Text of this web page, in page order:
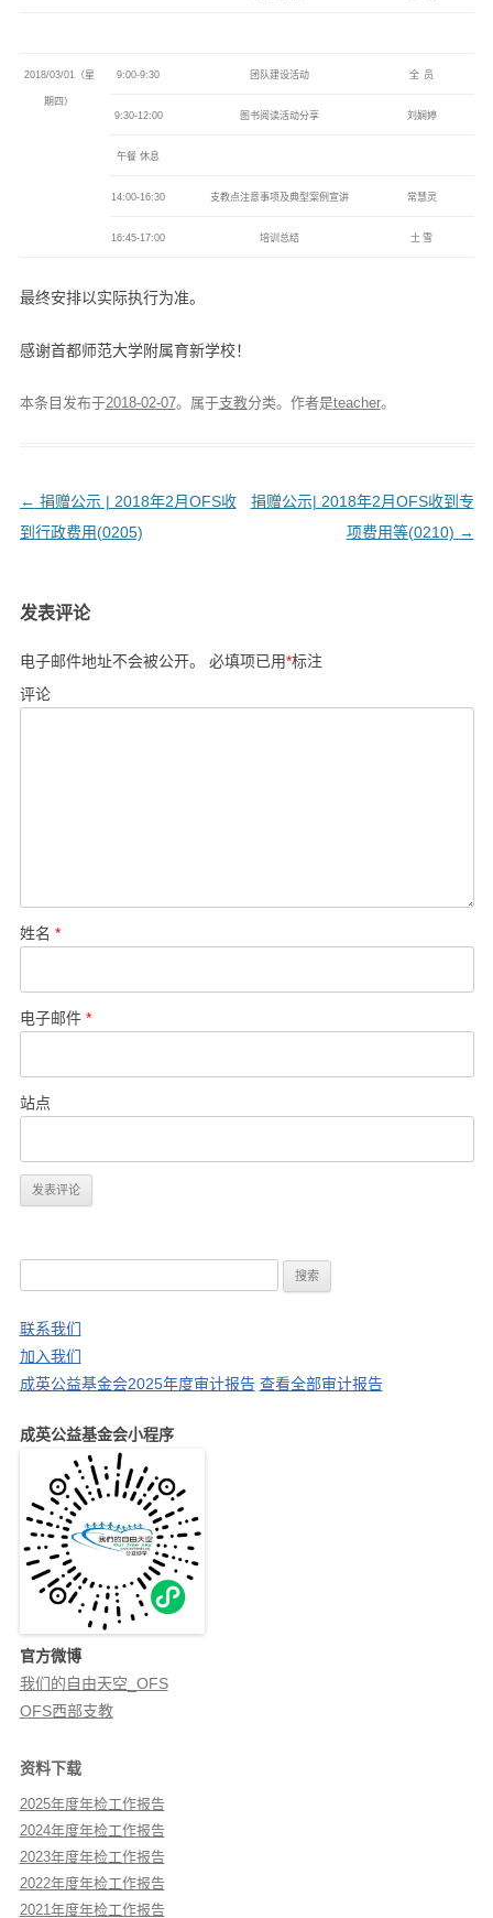
2018/03/01（星
期四）
9:00-9:30 团队建设活动 全 员
9:30-12:00 图书阅读活动分享 刘娴婷
午餐 休息
14:00-16:30 支教点注意事项及典型案例宣讲 常慧灵
16:45-17:00 培训总结 土 雪
最终安排以实际执行为准。
感谢首都师范大学附属育新学校！
本条目发布于2018-02-07。属于支教分类。 作者是teacher。
文
章
← 捐赠公示 | 2018年2月OFS收
到行政费用(0205)
捐赠公示| 2018年2月OFS收到专
项费用等(0210) →
发表评论
电子邮件地址不会被公开。 必填项已用*标注
评论
姓名 *
电子邮件 *
站点
：
联系我们
加入我们
成英公益基金会2025年度审计报告 查看全部审计报告
成英公益基金会小程序
官方微博
我们的自由天空_OFS
OFS西部支教
资料下载
2025年度年检工作报告
2024年度年检工作报告
2023年度年检工作报告
2022年度年检工作报告
2021年度年检工作报告